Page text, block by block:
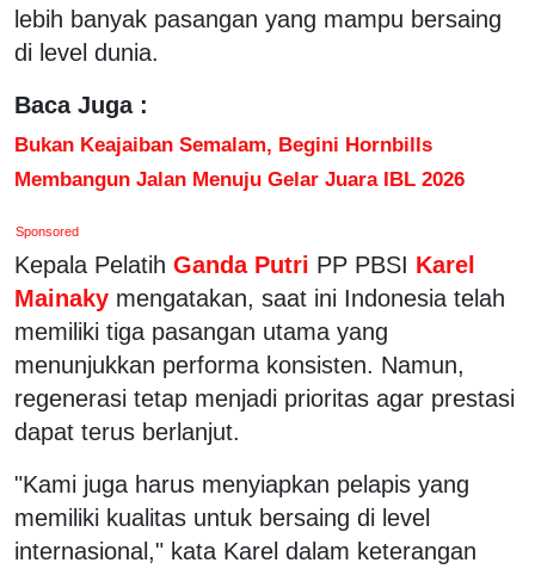
lebih banyak pasangan yang mampu bersaing
di level dunia.
Baca Juga :
Bukan Keajaiban Semalam, Begini Hornbills
Membangun Jalan Menuju Gelar Juara IBL 2026
Sponsored
Kepala Pelatih Ganda Putri PP PBSI Karel
Mainaky mengatakan, saat ini Indonesia telah
memiliki tiga pasangan utama yang
menunjukkan performa konsisten. Namun,
regenerasi tetap menjadi prioritas agar prestasi
dapat terus berlanjut.
"Kami juga harus menyiapkan pelapis yang
memiliki kualitas untuk bersaing di level
internasional," kata Karel dalam keterangan